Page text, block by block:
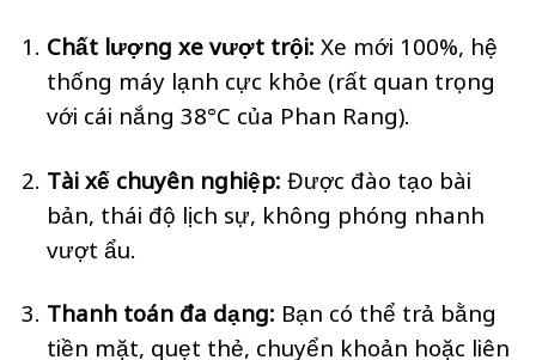
Chất lượng xe vượt trội: Xe mới 100%, hệ
thống máy lạnh cực khỏe (rất quan trọng
với cái nắng 38°C của Phan Rang).
Tài xế chuyên nghiệp: Được đào tạo bài
bản, thái độ lịch sự, không phóng nhanh
vượt ẩu.
Thanh toán đa dạng: Bạn có thể trả bằng
tiền mặt, quẹt thẻ, chuyển khoản hoặc liên